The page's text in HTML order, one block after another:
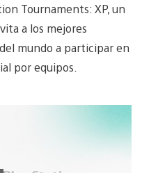
Tournaments: XP, un
a los mejores
mundo a participar en
por equipos.